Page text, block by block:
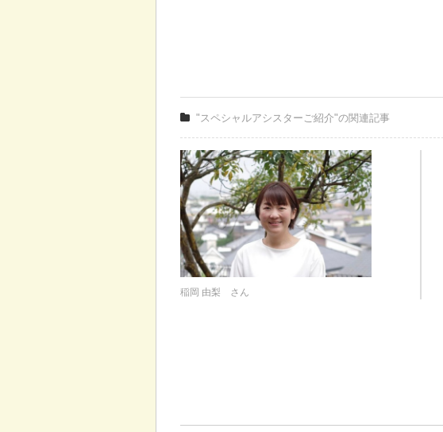
"スペシャルアシスターご紹介"の関連記事
稲岡 由梨 さん